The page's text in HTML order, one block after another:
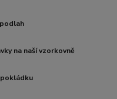
na naší vzorkovně